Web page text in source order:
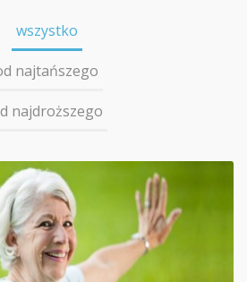
wszystko
najtańszego
najdroższego